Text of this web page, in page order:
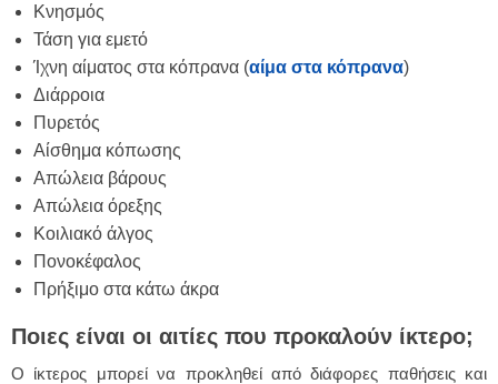
Κνησμός
Τάση για εμετό
Ίχνη αίματος στα κόπρανα (αίμα στα κόπρανα)
Διάρροια
Πυρετός
Αίσθημα κόπωσης
Απώλεια βάρους
Απώλεια όρεξης
Κοιλιακό άλγος
Πονοκέφαλος
Πρήξιμο στα κάτω άκρα
Ποιες είναι οι αιτίες που προκαλούν ίκτερο;
Ο ίκτερος μπορεί να προκληθεί από διάφορες παθήσεις και